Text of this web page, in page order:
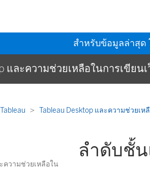
สำหรับข้อมูลล่าสุด
และความช่วยเหลือในการเขียนเ
Tableau Desktop และความช่วยเห
ความช่วยเหลือใน
ลำดับชั้